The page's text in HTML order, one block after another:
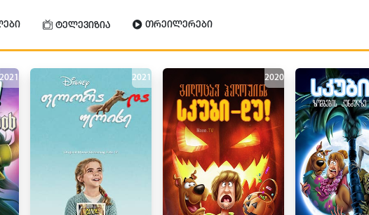
ტელევიზია თრეილერები
2021 2021 2020